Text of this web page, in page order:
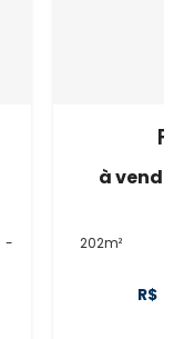
-
à venda
202m²
R$